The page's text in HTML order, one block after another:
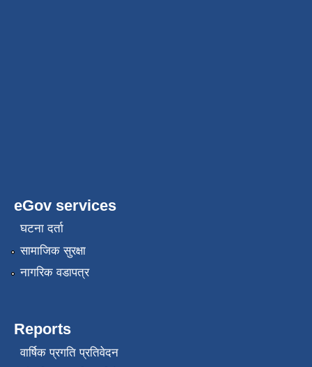
eGov services
घटना दर्ता
सामाजिक सुरक्षा
नागरिक वडापत्र
Reports
वार्षिक प्रगति प्रतिवेदन